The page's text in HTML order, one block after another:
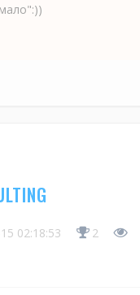
02:18:53
2